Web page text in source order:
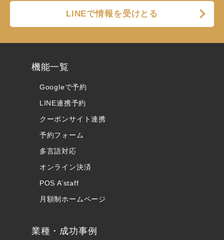
LINEで情報を受けとる
機能一覧
Googleで予約
LINE連携予約
クーポンサイト連携
予約フォーム
多言語対応
オンライン決済
POS A’staff
月額制ホームページ
業種・成功事例